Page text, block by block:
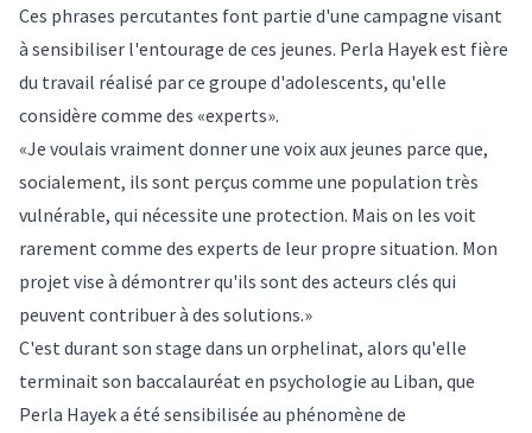
Ces phrases percutantes font partie d'une campagne visant
à sensibiliser l'entourage de ces jeunes. Perla Hayek est fière
du travail réalisé par ce groupe d'adolescents, qu'elle
considère comme des «experts».
«Je voulais vraiment donner une voix aux jeunes parce que,
socialement, ils sont perçus comme une population très
vulnérable, qui nécessite une protection. Mais on les voit
rarement comme des experts de leur propre situation. Mon
projet vise à démontrer qu'ils sont des acteurs clés qui
peuvent contribuer à des solutions.»
C'est durant son stage dans un orphelinat, alors qu'elle
terminait son baccalauréat en psychologie au Liban, que
Perla Hayek a été sensibilisée au phénomène de